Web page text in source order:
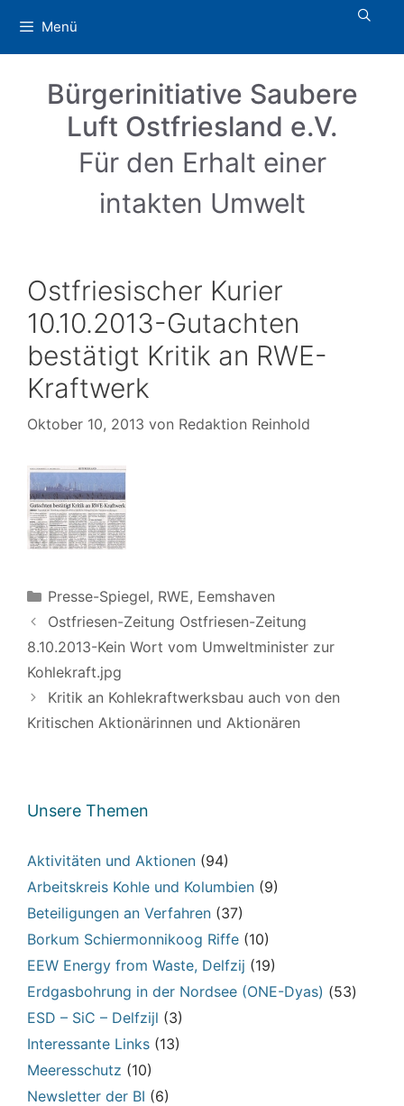
Inhalt
springen
Menü
Bürgerinitiative Saubere
Luft Ostfriesland e.V.
Für den Erhalt einer
intakten Umwelt
Ostfriesischer Kurier
10.10.2013-Gutachten
bestätigt Kritik an RWE-
Kraftwerk
Oktober 10, 2013 von Redaktion Reinhold
Kategorien
Presse-Spiegel, RWE, Eemshaven
Ostfriesen-Zeitung Ostfriesen-Zeitung
8.10.2013-Kein Wort vom Umweltminister zur
Kohlekraft.jpg
Kritik an Kohlekraftwerksbau auch von den
Kritischen Aktionärinnen und Aktionären
Unsere Themen
Aktivitäten und Aktionen (94)
Arbeitskreis Kohle und Kolumbien (9)
Beteiligungen an Verfahren (37)
Borkum Schiermonnikoog Riffe (10)
EEW Energy from Waste, Delfzij (19)
Erdgasbohrung in der Nordsee (ONE-Dyas) (53)
ESD – SiC – Delfzijl (3)
Interessante Links (13)
Meeresschutz (10)
Newsletter der BI (6)